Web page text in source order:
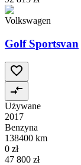
Volkswagen
Golf Sportsvan
Używane
2017
Benzyna
138400 km
0 zł
47 800 zł